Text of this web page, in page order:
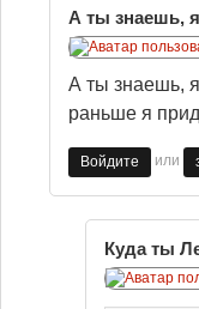
А ты знаешь,
А ты знаешь,
раньше я
Войдите или
Куда ты